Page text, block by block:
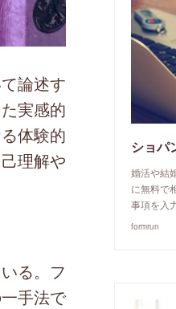
論述す
実感的
体験的
理解や
る。フ
手法で
婚活や結
に無料で
事項を入
formrun